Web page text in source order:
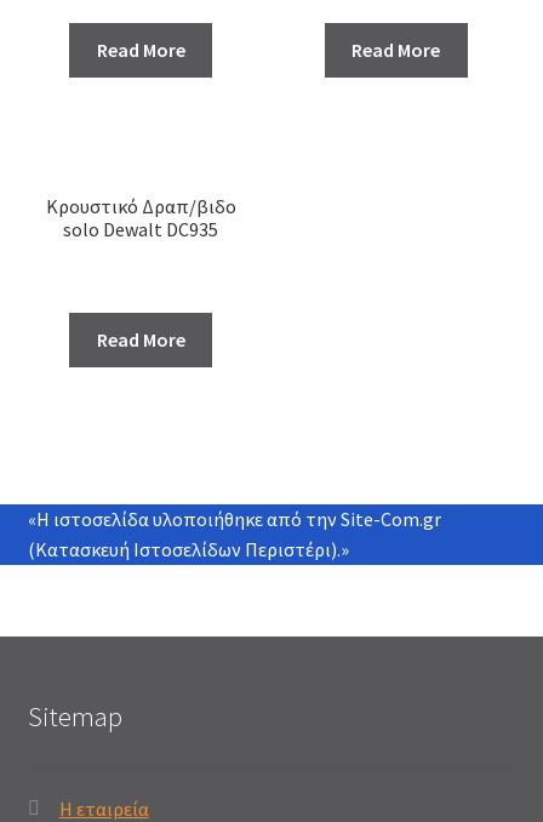
Read More Read More
Κρουστικό Δραπ/βιδο
solo Dewalt DC935
Read More
«Η ιστοσελίδα υλοποιήθηκε από τηνSite-Com.gr
(Κατασκευή Ιστοσελίδων Περιστέρι).»
Sitemap
Η εταιρεία